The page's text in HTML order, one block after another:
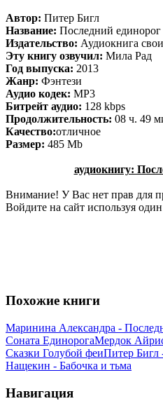
Автор: Питер Бигл
Название: Последний единорог
Издательство: Аудиокнига
Эту книгу озвучил: Мила Рад
Год выпуска: 2013
Жанр: Фэнтези
Аудио кодек: MP3
Битрейт аудио: 128 kbps
Продолжительность: 08 ч. 49
Качество:отличное
Размер: 485 Мb
аудиокнигу:
Внимание! У Вас нет прав для
Войдите на сайт используя
Похожие книги
Маринина Александра -
Соната ЕдинорогаМердок
Сказки Голубой феиПитер Бигл
Нащекин - Бабочка и тьма
Навигация